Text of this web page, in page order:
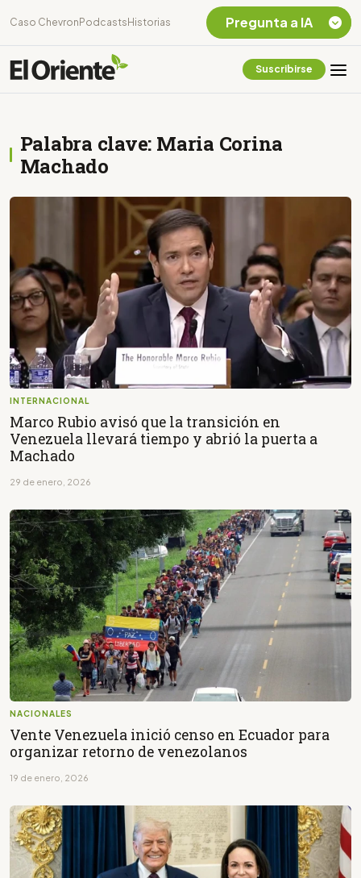
Caso Chevron Podcasts Historias
Suscribirse
Palabra clave: Maria Corina
Machado
INTERNACIONAL
Marco Rubio avisó que la transición en
Venezuela llevará tiempo y abrió la puerta a
Machado
29 de enero, 2026
NACIONALES
Vente Venezuela inició censo en Ecuador para
organizar retorno de venezolanos
19 de enero, 2026
Pregunta a IA
Listar destinos
¿En que consiste la